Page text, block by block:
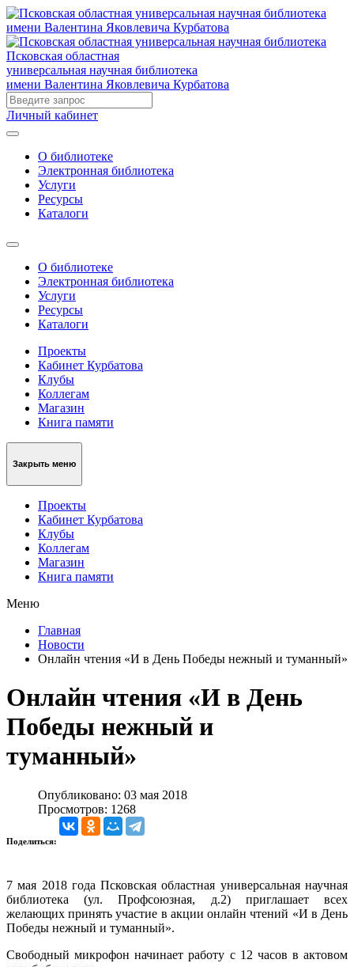
Псковская областная
универсальная научная библиотека
имени Валентина Яковлевича Курбатова
Личный кабинет
О библиотеке
Электронная библиотека
Услуги
Ресурсы
Каталоги
О библиотеке
Электронная библиотека
Услуги
Ресурсы
Каталоги
Проекты
Кабинет Курбатова
Клубы
Коллегам
Магазин
Книга памяти
Закрыть меню
Проекты
Кабинет Курбатова
Клубы
Коллегам
Магазин
Книга памяти
Меню
Главная
Новости
Онлайн чтения «И в День Победы нежный и туманный»
Онлайн чтения «И в День
Победы нежный и
туманный»
Опубликовано: 03 мая 2018
Просмотров: 1268
Поделиться:
7 мая 2018 года Псковская областная универсальная научная
библиотека (ул. Профсоюзная, д.2) приглашает всех
желающих принять участие в акции онлайн чтений «И в День
Победы нежный и туманный».
Свободный микрофон начинает работу с 12 часов в актовом